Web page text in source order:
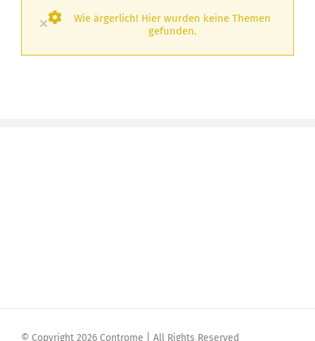
×
Wie ärgerlich! Hier wurden keine Themen
gefunden.
© Copyright 2026 Controme | All Rights Reserved